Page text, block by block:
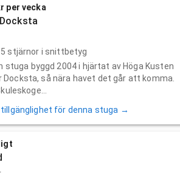
per vecka
5 stjärnor i snittbetyg
stuga byggd 2004 i hjärtat av Höga Kusten
Docksta, så nära havet det går att komma.
tillgänglighet för denna stuga →